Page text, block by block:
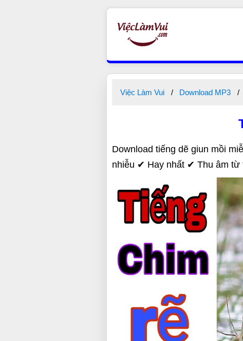
Việc Làm Vui Download MP3
Download tiếng dẽ giun mồi
nhiễu ✔ Hay nhất ✔ Thu âm từ